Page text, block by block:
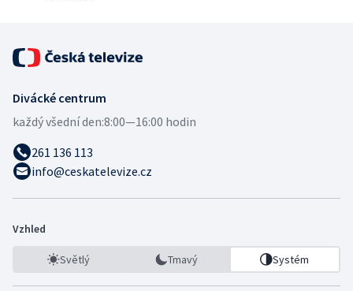
Divácké centrum
každý všední den:8:00—16:00 hodin
261 136 113
info@ceskatelevize.cz
Vzhled
Světlý Tmavý Systém